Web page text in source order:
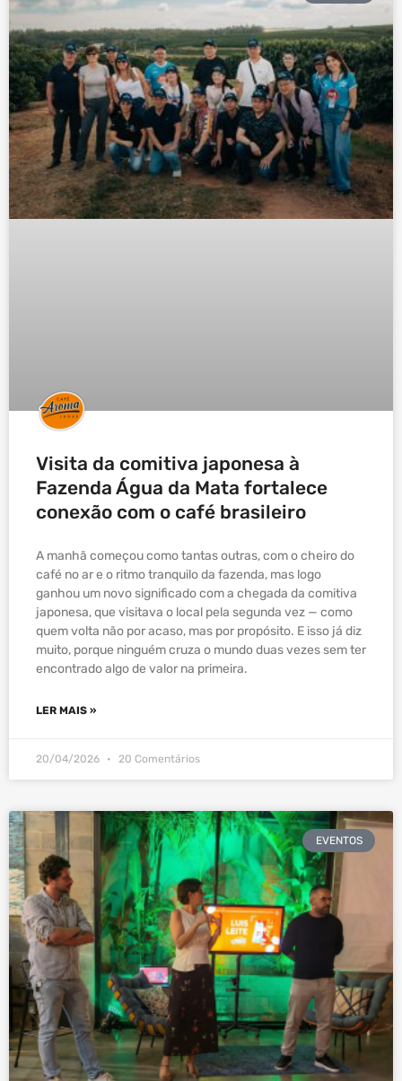
Visita da comitiva japonesa à
Fazenda Água da Mata fortalece
conexão com o café brasileiro
A manhã começou como tantas outras, com o cheiro do
café no ar e o ritmo tranquilo da fazenda, mas logo
ganhou um novo significado com a chegada da comitiva
japonesa, que visitava o local pela segunda vez — como
quem volta não por acaso, mas por propósito. E isso já diz
muito, porque ninguém cruza o mundo duas vezes sem ter
encontrado algo de valor na primeira.
LER MAIS »
20/04/2026 20 Comentários
EVENTOS